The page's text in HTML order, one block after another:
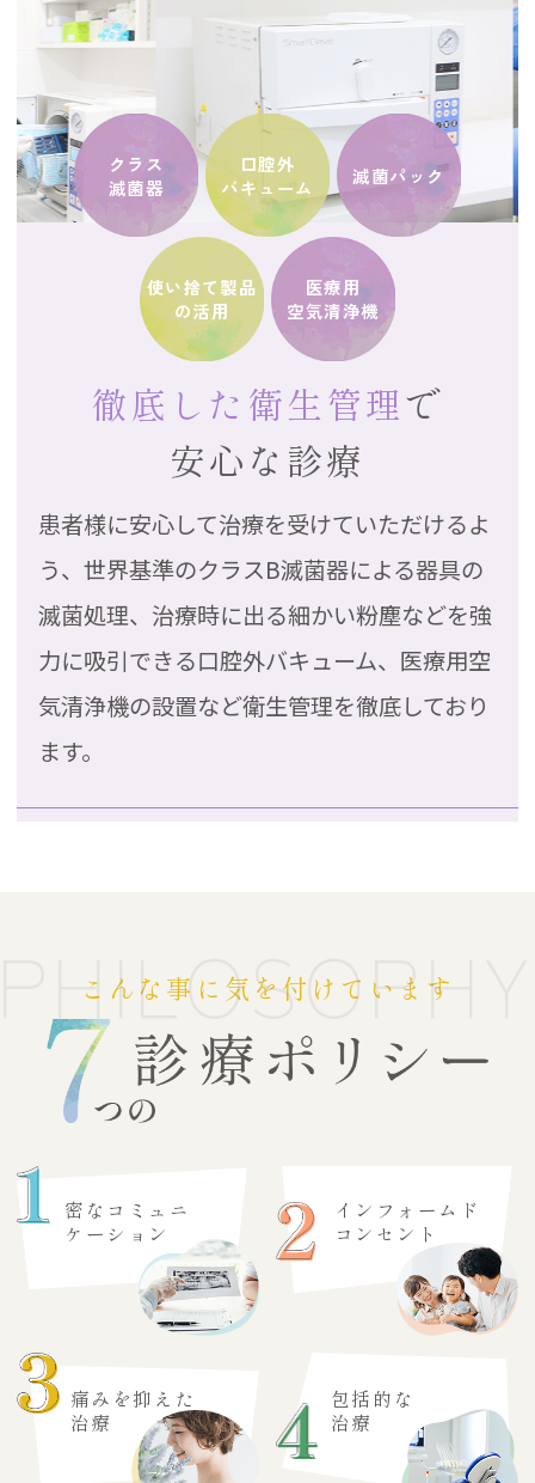
クラス
滅菌器
口腔外
バキューム
滅菌パック
使い捨て製品
の活用
医療用
空気清浄機
徹底した衛生管理 で
安心な診療
患者様に安心して治療を受けていただけるよ
う、世界基準のクラスB滅菌器による器具の
滅菌処理、 治療時に出る細かい粉塵などを強
力に吸引できる口腔外バキューム、医療用空
気清浄機の設置など衛生管理を徹底しており
ます。
こんな事に気を付けています
密なコミュニ
ケーション
インフォームド
コンセント
痛みを抑えた
治療
包括的な
治療